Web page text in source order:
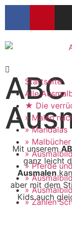
Startseite
Alle
★ Die
» Malen
» Mandalas
» Malbücher
»
» Pferde
»
»
» Zahlen
ABC
Mit unserem
ganz leicht
Ausmalen
aber mit dem
Kids auch